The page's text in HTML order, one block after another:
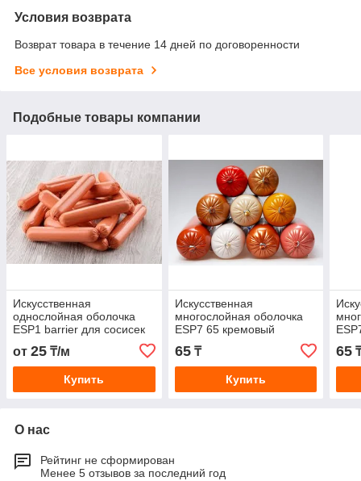
Условия возврата
Возврат товара в течение 14 дней по договоренности
Все условия возврата
Подобные товары компании
Искусственная
однослойная оболочка
ESP1 barrier для сосисек
(цвет копчение) D19
от 25 ₸/м
Купить
Искусственная
многослойная оболочка
ESP7 65 кремовый
65₸
Купить
65
О нас
Рейтинг не сформирован
Менее 5 отзывов за последний год